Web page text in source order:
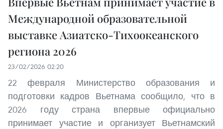
Международной образовательной
выставке Азиатско-Тихоокеанского
региона 2026
23/02/2026 02:20
22 февраля Министерство образования и
подготовки кадров Вьетнама сообщило, что в
2026 году страна впервые официально
принимает участие и организует Вьетнамский